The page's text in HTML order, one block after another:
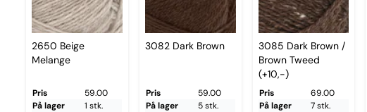
2650 Beige
Melange
Pris
59.00
På lager
1 stk.
3082 Dark Brown
Pris
59.00
På lager
5 stk.
3085 Dark Brown /
Brown Tweed
(+10,-)
Pris
69.00
På lager
7 stk.